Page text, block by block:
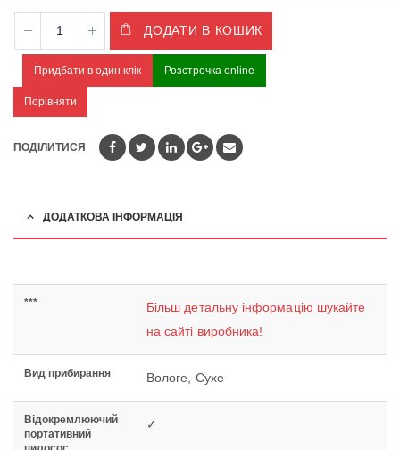
ДОДАТИ В КОШИК
Придбати в один клік Розстрочка online
Порівняти
ПОДІЛИТИСЯ
ДОДАТКОВА ІНФОРМАЦІЯ
***
Більш детальну інформацію шукайте
на сайті виробника!
Вид прибирання Вологе, Сухе
Відокремлюючий
портативний
✓